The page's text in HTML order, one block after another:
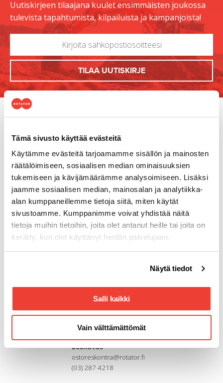
Tämä sivusto käyttää evästeitä
Käytämme evästeitä tarjoamamme sisällön ja mainosten
räätälöimiseen, sosiaalisen median ominaisuuksien
tukemiseen ja kävijämäärämme analysoimiseen. Lisäksi
jaamme sosiaalisen median, mainosalan ja analytiikka-
alan kumppaneillemme tietoja siitä, miten käytät
sivustoamme. Kumppanimme voivat yhdistää näitä
tietoja muihin tietoihin, joita olet antanut heille tai joita on
kerätty, kun olet käyttänyt heidän palvelujaan.
linkistä.
Näytä tiedot
Salli kaikki
Vain välttämättömät
Uutiskirjeen tilaajana kuulet ensimmäisten joukossa
tulevista tapahtumista, kilpailuista ja kampanjoista!
Yhteystiedot
Tuottotie 4
PL 10
33961 Pirkkala
(03) 287 4111
Sähköpostiosoite
palaute.yleinen@rotator.fi
Laskutus
ostoreskontra@rotator.fi
(03) 287 4218